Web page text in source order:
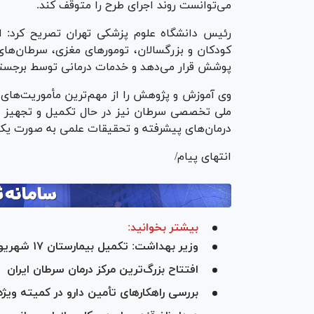
می‌توانست روند اجرای طرح را متوقف کند.
رئیس دانشگاه علوم پزشکی تهران تصریح
کودکان و بزرگسالان، تومور‌های مغزی،
پوشش قرار می‌دهد و خدمات درمانی توسط
وی آموزش و پژوهش را از مهم‌ترین مأموریت‌های
ملی تخصصی سرطان نیز در حال تکمیل و
درمان‌های پیشرفته و تحقیقات علمی به صورت
انتهای پیام/
بیشتر بخوانید:
وزیر بهداشت: تکمیل بیمارستان ۱۷ شهریور برازجان تا اوایل سال آینده هدف‌گذاری شده است
افتتاح بزرگ‌ترین مرکز درمان سرطان ایران
بررسی راهکار‌های تأمین دارو در کمیته